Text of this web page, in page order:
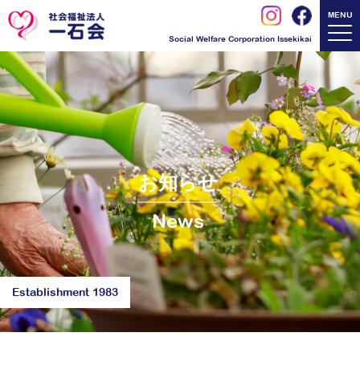
Social Welfare Corporation Issekikai
MENU
お知らせ
News
Establishment 1983